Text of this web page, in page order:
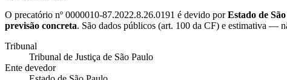
O precatório nº 0000010-87.2022.8.26.0191 é devido porEstado de
previsão concreta. São dados públicos (art. 100 da CF) e estimativa —
Tribunal
Tribunal de Justiça de São Paulo
Ente devedor